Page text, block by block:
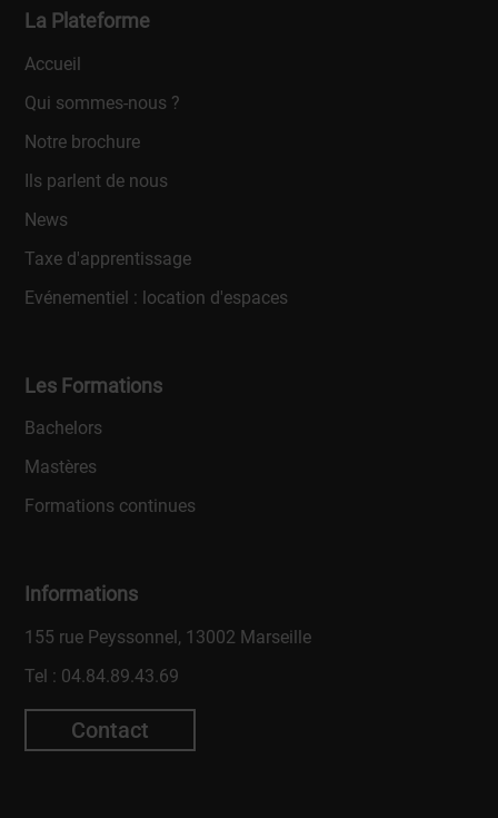
La Plateforme
Accueil
Qui sommes-nous ?
Notre brochure
Ils parlent de nous
News
Taxe d'apprentissage
Evénementiel : location d'espaces
Les Formations
Bachelors
Mastères
Formations continues
Informations
155 rue Peyssonnel, 13002 Marseille
Tel : 04.84.89.43.69
Contact